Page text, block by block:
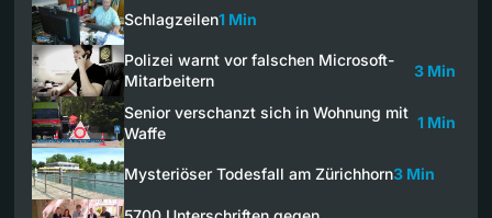
Schlagzeilen1 Min
Polizei warnt vor falschen Microsoft-
Mitarbeitern
3 Min
Senior verschanzt sich in Wohnung mit
Waffe
1 Min
Mysteriöser Todesfall am Zürichhorn3 Min